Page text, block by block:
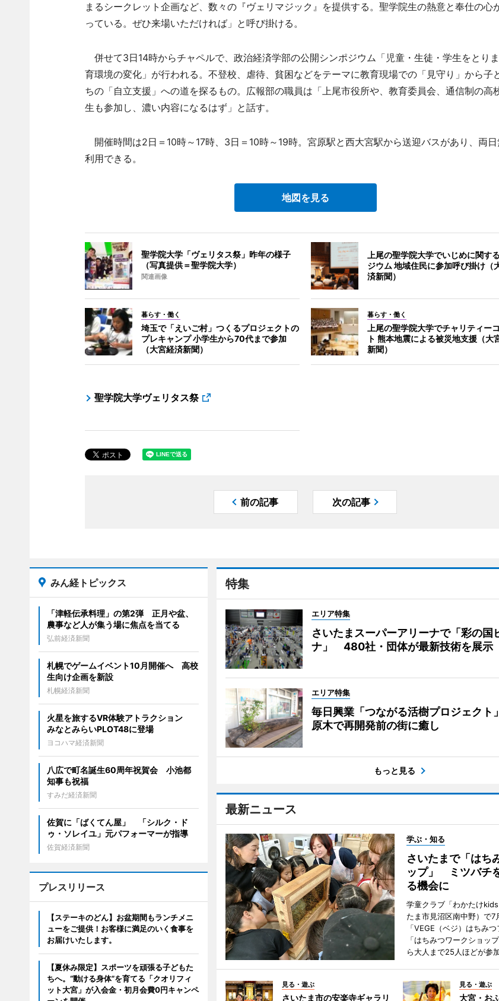
まるシークレット企画など、数々の『ヴェリマジック』を提供する。聖学院生の熱意と奉仕の心
っている。ぜひ来場いただければ」と呼び掛ける。
併せて3日14時からチャペルで、政治経済学部の公開シンポジウム「児童・生徒・学生をとり
育環境の変化」が行われる。不登校、虐待、貧困などをテーマに教育現場での「見守り」から子
ちの「自立支援」への道を探るもの。広報部の職員は「上尾市役所や、教育委員会、通信制の高
生も参加し、濃い内容になるはず」と話す。
開催時間は2日＝10時～17時、3日＝10時～19時。宮原駅と西大宮駅から送迎バスがあり、両
利用できる。
地図を見る
聖学院大学「ヴェリタス祭」昨年の様子
（写真提供＝聖学院大学）
関連画像
上尾の聖学院大学でいじめに関す
ジウム 地域住民に参加呼び掛け（
済新聞）
暮らす・働く
埼玉で「えいご村」つくるプロジェクトの
プレキャンプ 小学生から70代まで参加
（大宮経済新聞）
暮らす・働く
上尾の聖学院大学でチャリティー
ト 熊本地震による被災地支援（大
新聞）
聖学院大学ヴェリタス祭
前の記事 次の記事
特集
エリア特集
さいたまスーパーアリーナで「彩の国
ナ」 480社・団体が最新技術を展示
エリア特集
毎日興業「つながる活樹プロジェク
原木で再開発前の街に癒し
もっと見る
最新ニュース
学ぶ・知る
さいたまで「はち
ップ」 ミツバチ
る機会に
学童クラブ「わかたけ
たま市見沼区南中野）で7
「VEGE（ベジ）はちみ
「はちみつワークショッ
ら大人まで25人ほどが参加
見る・遊ぶ
さいたま市の安楽寺ギャラリ
見る・遊ぶ
大宮・お
みん経トピックス
「津軽伝承料理」の第2弾 正月や盆、
農事など人が集う場に焦点を当てる
弘前経済新聞
札幌でゲームイベント10月開催へ 高校
生向け企画を新設
札幌経済新聞
火星を旅するVR体験アトラクション
みなとみらいPLOT48に登場
ヨコハマ経済新聞
八広で町名誕生60周年祝賀会 小池都
知事も祝福
すみだ経済新聞
佐賀に「ばくてん屋」 「シルク・ド
ゥ・ソレイユ」元パフォーマーが指導
佐賀経済新聞
プレスリリース
【ステーキのどん】お盆期間もランチメニ
ューをご提供！お客様に満足のいく食事を
お届けいたします。
【夏休み限定】スポーツを頑張る子どもた
ちへ。“動ける身体”を育てる「クオリフィ
ット大宮」が入会金・初月会費0円キャンペ